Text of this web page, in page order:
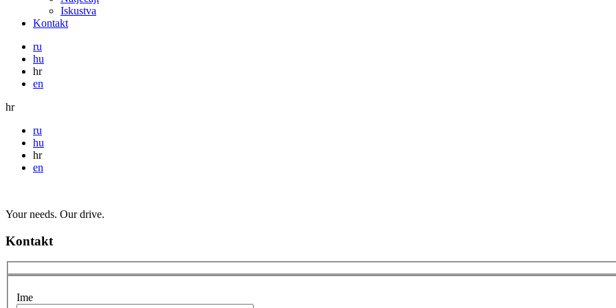
Iskustva
Kontakt
ru
hu
hr
en
hr
ru
hu
hr
en
Your needs. Our drive.
Kontakt
Ime